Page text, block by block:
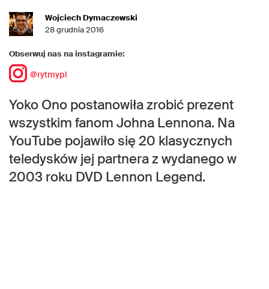
Wojciech Dymaczewski
28 grudnia 2016
Obserwuj nas na instagramie:
@rytmypl
Yoko Ono postanowiła zrobić prezent
wszystkim fanom Johna Lennona. Na
YouTube pojawiło się 20 klasycznych
teledysków jej partnera z wydanego w
2003 roku DVD Lennon Legend.